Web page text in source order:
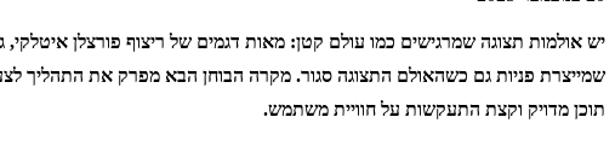
יש אולמות תצוגה שמרגישים כמו עולם קטן: מאות דגמים של ריצוף פורצלן
שמייצרת פניות גם כשהאולם התצוגה סגור. מקרה הבוחן הבא מפרק את התהליך
תוכן מדויק וקצת התעקשות על חוויית משתמש.